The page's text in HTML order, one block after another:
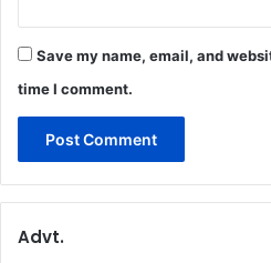
Save my name, email, and
time I comment.
Advt.